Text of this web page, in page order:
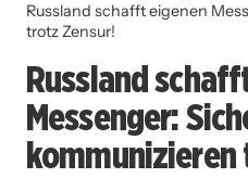
Russland schafft eigenen
trotz Zensur!
Russland
Messenger:
kommunizieren